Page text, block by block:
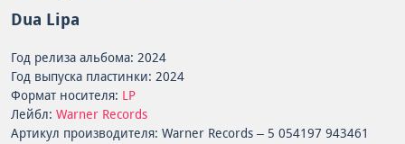
Dua Lipa
Год релиза альбома: 2024
Год выпуска пластинки: 2024
Формат носителя: LP
Лейбл: Warner Records
Артикул производителя: Warner Records – 5 054197 943461